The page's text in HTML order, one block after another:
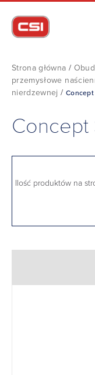
Strona główna /
przemysłowe
nierdzewnej /
Concept
Ilość produktów na